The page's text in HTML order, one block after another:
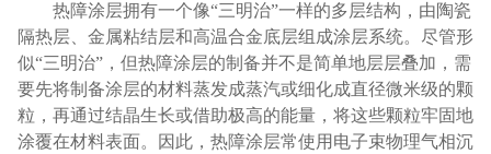
热障涂层拥有一个像“三明治”一样的多层结构，由陶瓷
隔热层、金属粘结层和高温合金底层组成涂层系统。尽管形
似“三明治”，但热障涂层的制备并不是简单地层层叠加，需
要先将制备涂层的材料蒸发成蒸汽或细化成直径微米级的颗
粒，再通过结晶生长或借助极高的能量，将这些颗粒牢固地
涂覆在材料表面。因此，热障涂层常使用电子束物理气相沉